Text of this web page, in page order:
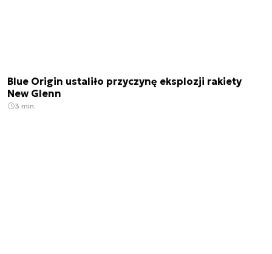
Blue Origin ustaliło przyczynę eksplozji rakiety
New Glenn
3 min.